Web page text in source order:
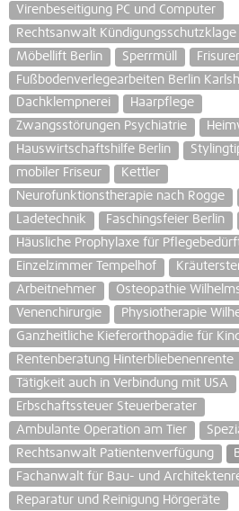
Virenbeseitigung PC und Computer
Rechtsanwalt Kündigungsschutzklage
Möbellift Berlin
Sperrmüll
Fußbodenverlegearbeiten Berlin
Dachklempnerei
Haarpflege
Zwangsstörungen Psychiatrie
Hauswirtschaftshilfe Berlin
mobiler Friseur
Kettler
Neurofunktionstherapie nach Rogge
Ladetechnik
Faschingsfeier Berlin
Häusliche Prophylaxe für
Einzelzimmer Tempelhof
Arbeitnehmer
Osteopathie
Venenchirurgie
Physiotherapie
Ganzheitliche Kieferorthopädie für
Rentenberatung Hinterbliebenenrente
Tätigkeit auch in Verbindung mit USA
Erbschaftssteuer Steuerberater
Ambulante Operation am Tier
Rechtsanwalt Patientenverfügung
Fachanwalt für Bau- und
Reparatur und Reinigung Hörgeräte